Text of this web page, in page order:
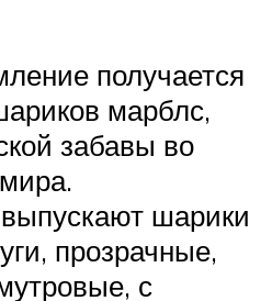
получается
марблс,
забавы во
шарики
прозрачные,
с